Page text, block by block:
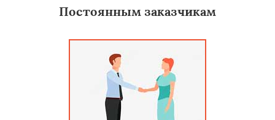
Постоянным заказчикам